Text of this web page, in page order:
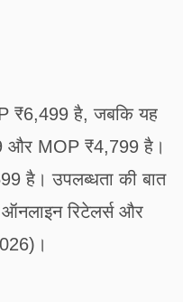
₹6,499 है, जबकि यह
और MOP ₹4,799 है।
है। उपलब्धता की बात
रिटेलर्स और